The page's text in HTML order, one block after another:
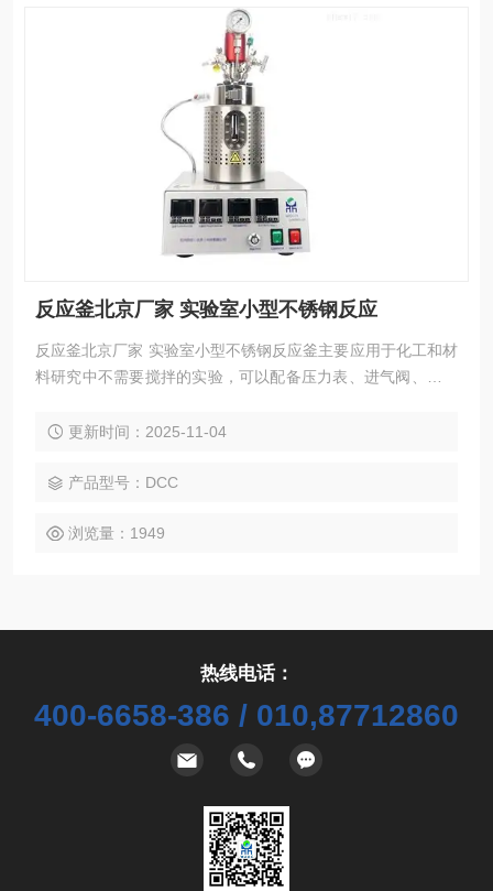
反应釜北京厂家 实验室小型不锈钢反应
反应釜北京厂家 实验室小型不锈钢反应釜主要应用于化工和材
料研究中不需要搅拌的实验，可以配备压力表、进气阀、放气
更新时间：2025-11-04
产品型号：DCC
浏览量：1949
热线电话：
400-6658-386 / 010,87712860